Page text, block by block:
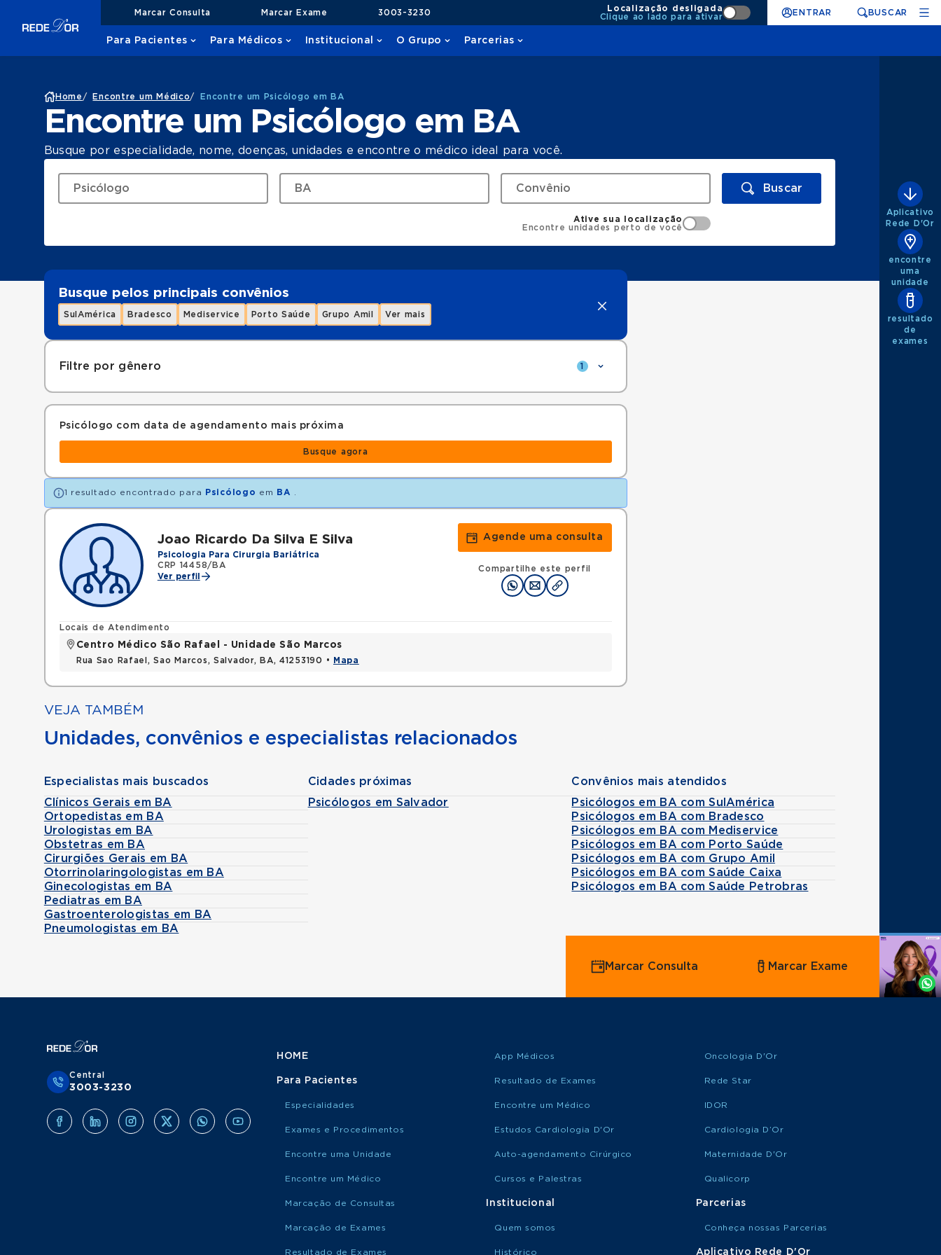
Marcar Consulta Marcar Exame 3003-3230
Localização desligada
Clique ao lado para ativar
ENTRAR BUSCAR
Para Pacientes Para Médicos Institucional O Grupo Parcerias
Home / Encontre um Médico/ Encontre um Psicólogo em BA
Encontre um Psicólogo em BA
Busque por especialidade, nome, doenças, unidades e encontre o médico ideal para você.
Buscar
Ative sua localização
Encontre unidades perto de você
Busque pelos principais convênios
SulAmérica Bradesco Mediservice Porto Saúde Grupo Amil Ver mais
Filtre por gênero 1
Psicólogo com data de agendamento mais próxima
Busque agora
1 resultado encontrado para Psicólogo em BA
Joao Ricardo Da Silva E Silva
Psicologia Para Cirurgia Bariátrica
CRP 14458/BA
Ver perfil
Agende uma consulta
Compartilhe este perfil
Locais de Atendimento
Centro Médico São Rafael - Unidade São Marcos
Rua Sao Rafael, Sao Marcos, Salvador, BA, 41253190 • Mapa
VEJA TAMBÉM
Unidades, convênios e especialistas relacionados
Especialistas mais buscados
Clínicos Gerais em BA
Ortopedistas em BA
Urologistas em BA
Obstetras em BA
Cirurgiões Gerais em BA
Otorrinolaringologistas em BA
Ginecologistas em BA
Pediatras em BA
Gastroenterologistas em BA
Pneumologistas em BA
Cidades próximas
Psicólogos em Salvador
Convênios mais atendidos
Psicólogos em BA com SulAmérica
Psicólogos em BA com Bradesco
Psicólogos em BA com Mediservice
Psicólogos em BA com Porto Saúde
Psicólogos em BA com Grupo Amil
Psicólogos em BA com Saúde Caixa
Psicólogos em BA com Saúde Petrobras
Aplicativo
Rede D'Or
encontre
uma
unidade
resultado
de
exames
Agende
Whatsapp
Marcar Consulta Marcar Exame
Central
3003-3230
HOME
Para Pacientes
Especialidades
Exames e Procedimentos
Encontre uma Unidade
Encontre um Médico
Marcação de Consultas
Marcação de Exames
Resultado de Exames
App Médicos
Resultado de Exames
Encontre um Médico
Estudos Cardiologia D'Or
Auto-agendamento Cirúrgico
Cursos e Palestras
Institucional
Quem somos
Histórico
Oncologia D'Or
Rede Star
IDOR
Cardiologia D’Or
Maternidade D'Or
Qualicorp
Parcerias
Conheça nossas Parcerias
Aplicativo Rede D'Or